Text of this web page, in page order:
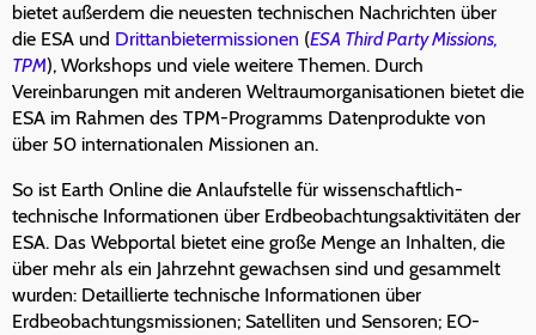
bietet außerdem die neuesten technischen Nachrichten über
die ESA und Drittanbietermissionen (ESA Third Party Missions,
TPM), Workshops und viele weitere Themen. Durch
Vereinbarungen mit anderen Weltraumorganisationen bietet die
ESA im Rahmen des TPM-Programms Datenprodukte von
über 50 internationalen Missionen an.
So ist Earth Online die Anlaufstelle für wissenschaftlich-
technische Informationen über Erdbeobachtungsaktivitäten der
ESA. Das Webportal bietet eine große Menge an Inhalten, die
über mehr als ein Jahrzehnt gewachsen sind und gesammelt
wurden: Detaillierte technische Informationen über
Erdbeobachtungsmissionen; Satelliten und Sensoren; EO-